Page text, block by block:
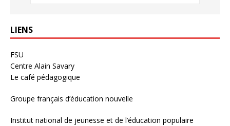
LIENS
FSU
Centre Alain Savary
Le café pédagogique
Groupe français d’éducation nouvelle
Institut national de jeunesse et de l’éducation populaire